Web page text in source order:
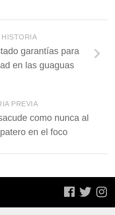
garantías para
en las guaguas
PREVIA
como nunca al
en el foco